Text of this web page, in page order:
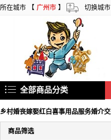
所在城市 【 广州市 】 切换城市
全部商品分类
乡村婚丧嫁娶红白喜事用品服务婚介
商品筛选